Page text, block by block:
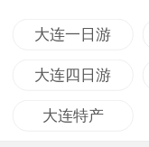
大连一日游
大连四日游
大连特产